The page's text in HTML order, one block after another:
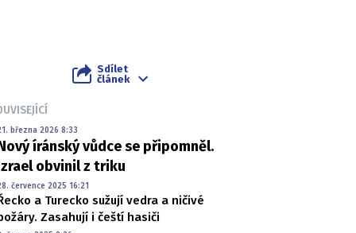
Sdílet
článek
března 2026 8:33
íránský vůdce se připomněl.
obvinil z triku
července 2025 16:21
a Turecko sužují vedra a ničivé
Zasahují i čeští hasiči